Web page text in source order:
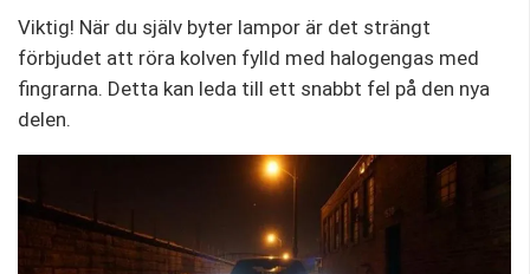
Viktig! När du själv byter lampor är det strängt
förbjudet att röra kolven fylld med halogengas med
fingrarna. Detta kan leda till ett snabbt fel på den nya
delen.